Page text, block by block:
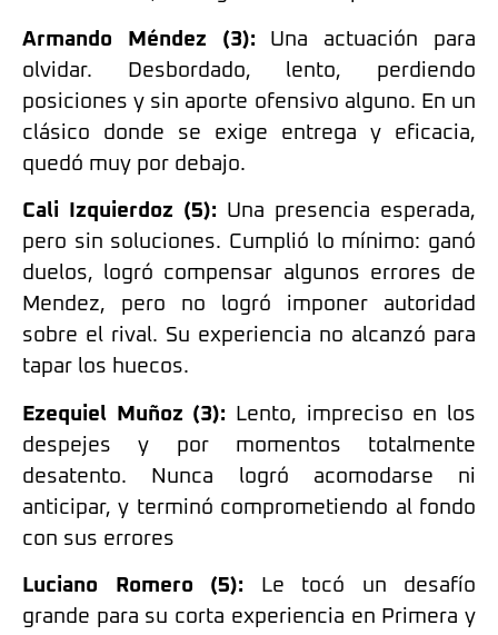
Armando Méndez (3): Una actuación para
olvidar. Desbordado, lento, perdiendo
posiciones y sin aporte ofensivo alguno. En un
clásico donde se exige entrega y eficacia,
quedó muy por debajo.
Cali Izquierdoz (5): Una presencia esperada,
pero sin soluciones. Cumplió lo mínimo: ganó
duelos, logró compensar algunos errores de
Mendez, pero no logró imponer autoridad
sobre el rival. Su experiencia no alcanzó para
tapar los huecos.
Ezequiel Muñoz (3): Lento, impreciso en los
despejes y por momentos totalmente
desatento. Nunca logró acomodarse ni
anticipar, y terminó comprometiendo al fondo
con sus errores
Luciano Romero (5): Le tocó un desafío
grande para su corta experiencia en Primera y